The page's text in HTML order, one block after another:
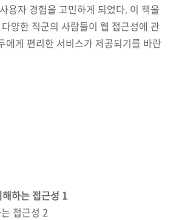
용자 경험을 고민하게 되었다. 이 책을
양한 직군의 사람들이 웹 접근성에 관
에게 편리한 서비스가 제공되기를 바란
하는 접근성 1
접근성 2